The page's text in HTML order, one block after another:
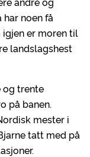
noen få
er moren til
landslagshest
og trente
på banen.
mester i
tatt med på